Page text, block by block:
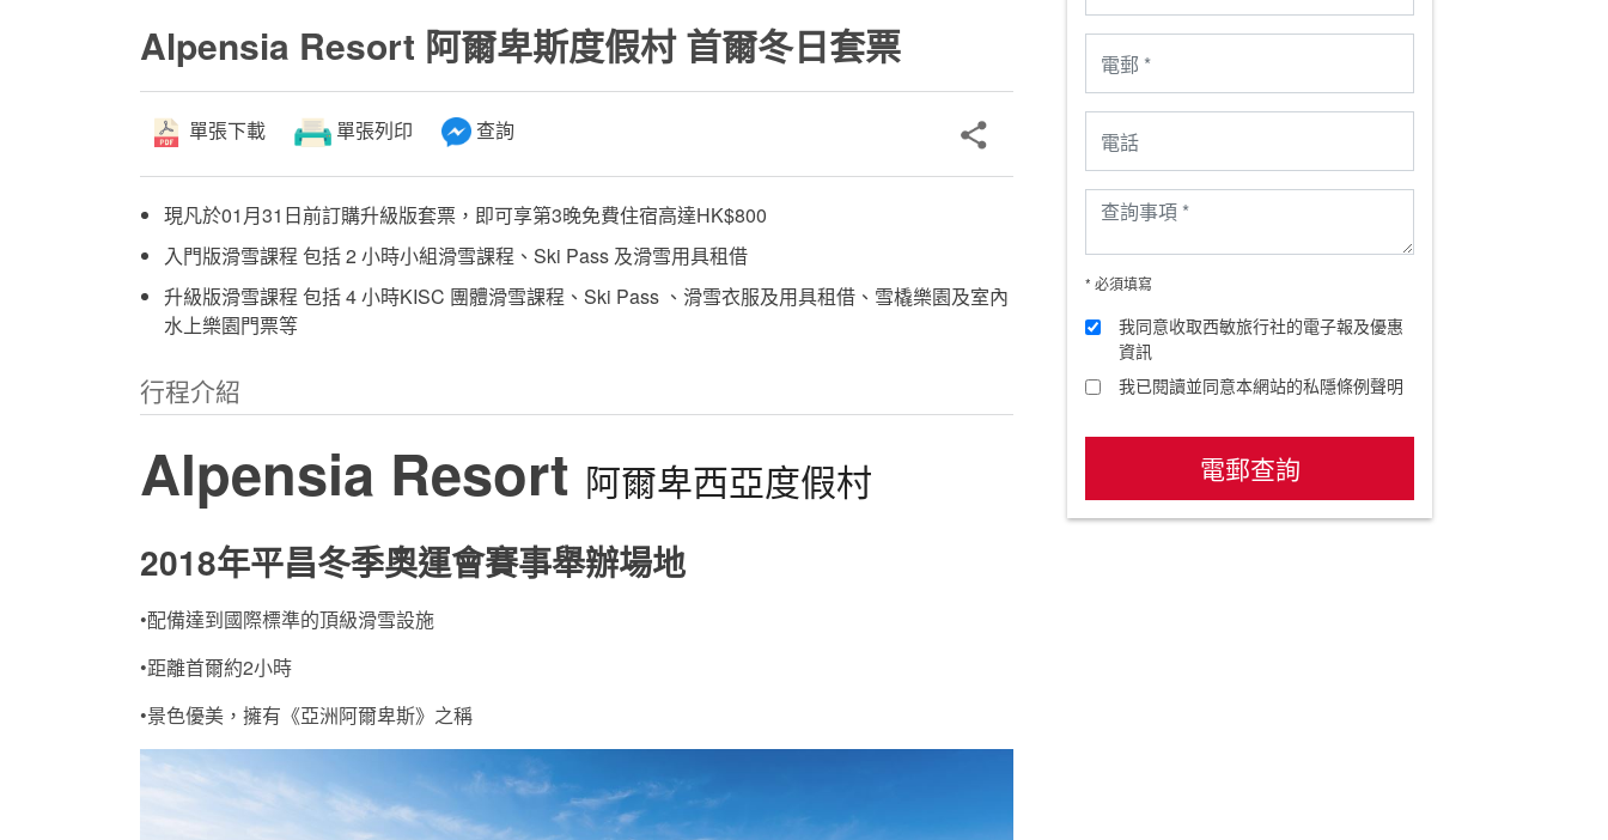
Alpensia Resort 阿爾卑斯度假村 首爾冬日套票
單張下載 單張列印 查詢
現凡於01月31日前訂購升級版套票，即可享第3晚免費住宿高達HK$800
入門版滑雪課程 包括 2 小時小組滑雪課程、Ski Pass 及滑雪用具租借
升級版滑雪課程 包括 4 小時KISC 團體滑雪課程、Ski Pass 、滑雪衣服及用具租借、雪橇樂園及室內
水上樂園門票等
* 必須填寫
我同意收取西敏旅行社的電子報及優惠
資訊
我已閱讀並同意本網站的私隱條例聲明
電郵查詢
行程介紹
Alpensia Resort 阿爾卑西亞度假村
2018年平昌冬季奧運會賽事舉辦場地
•配備達到國際標準的頂級滑雪設施
•距離首爾約2小時
•景色優美，擁有《亞洲阿爾卑斯》之稱